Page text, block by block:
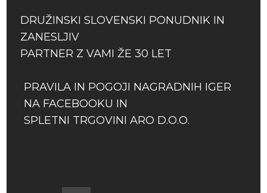
DRUŽINSKI SLOVENSKI PONUDNIK IN
ZANESLJIV
PARTNER Z VAMI ŽE 30 LET
PRAVILA IN POGOJI NAGRADNIH IGER
NA FACEBOOKU IN
SPLETNI TRGOVINI ARO D.O.O.